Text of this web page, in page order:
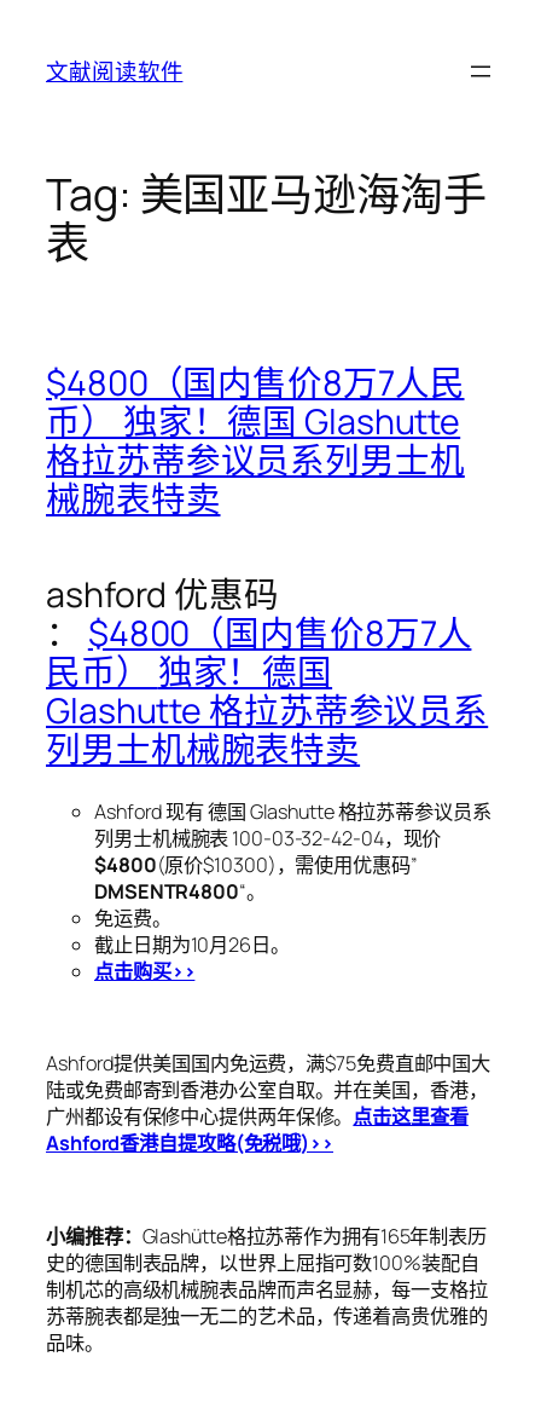
content
文献阅读软件
Tag: 美国亚马逊海淘手
表
$4800（国内售价8万7人民
币） 独家！德国 Glashutte
格拉苏蒂参议员系列男士机
械腕表特卖
ashford 优惠码
： $4800（国内售价8万7人
民币） 独家！德国
Glashutte 格拉苏蒂参议员系
列男士机械腕表特卖
Ashford 现有 德国 Glashutte 格拉苏蒂参议员系
列男士机械腕表 100-03-32-42-04，现价
$4800(原价$10300)，需使用优惠码”
DMSENTR4800“。
免运费。
截止日期为10月26日。
点击购买>>
Ashford提供美国国内免运费，满$75免费直邮中国大
陆或免费邮寄到香港办公室自取。并在美国，香港，
广州都设有保修中心提供两年保修。 点击这里查看
Ashford香港自提攻略(免税哦)>>
小编推荐： Glashütte格拉苏蒂作为拥有165年制表历
史的德国制表品牌，以世界上屈指可数100%装配自
制机芯的高级机械腕表品牌而声名显赫，每一支格拉
苏蒂腕表都是独一无二的艺术品，传递着高贵优雅的
品味。